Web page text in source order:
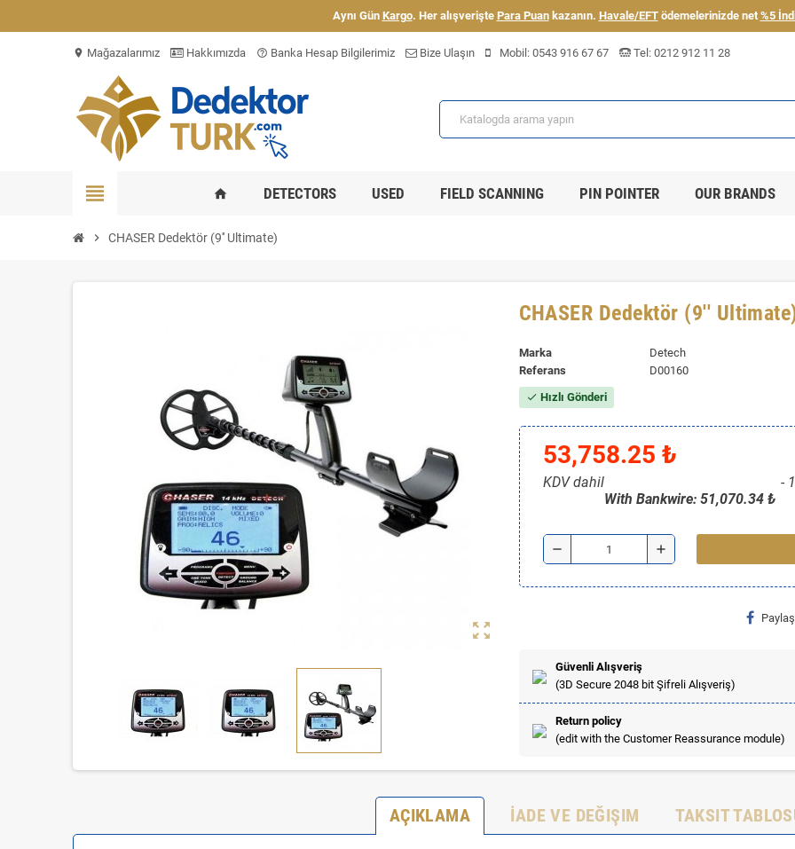
Aynı Gün Kargo. Her alışverişte Para Puankazanın. Havale/EFTödemelerinizde net %5
location_on Mağazalarımız Hakkımızda help_outline Banka Hesap Bilgilerimiz Bize Ulaşın Mobil: 0543 916 67 67 Tel: 0212 912 11 28
view_headline home DETECTORS USED FIELD SCANNING PIN POINTER OUR BRANDS
chevron_right CHASER Dedektör (9'' Ultimate)
zoom_out_map
CHASER Dedektör (9''
Marka
Detech
Referans
D00160
check Hızlı Gönderi
53,758.25 ₺
KDV dahil
With Bankwire: 51,070.34 ₺
remove add
Paylaş
Güvenli Alışveriş
(3D Secure 2048 bit Şifreli Alışveriş)
Return policy
(edit with the Customer Reassurance module)
AÇIKLAMA İADE VE DEĞIŞIM TAKSIT